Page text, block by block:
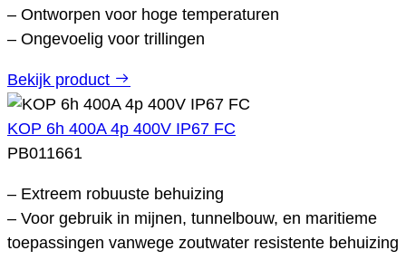
– Ontworpen voor hoge temperaturen
– Ongevoelig voor trillingen
Bekijk product
KOP 6h 400A 4p 400V IP67 FC
PB011661
– Extreem robuuste behuizing
– Voor gebruik in mijnen, tunnelbouw, en maritieme
toepassingen vanwege zoutwater resistente behuizing